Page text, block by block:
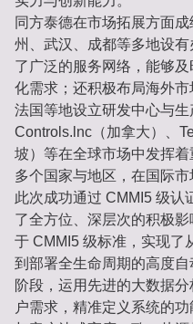
同方泰德在市场拓展方面
州、武汉、成都等多地设
了广泛的服务网络，能够
化需求；还积极布局海外市
法国等地设立研发中心与
Controls.lnc（加拿大）、
坡）等在全球市场中发挥
多个国家与地区，在国际市
此次成功通过 CMMI5 级认
了全方位、深层次的积极
于 CMMI5 级标准，实现了
到部署全生命周期的高度
阶段，运用先进的大数据
户需求，精准定义系统的